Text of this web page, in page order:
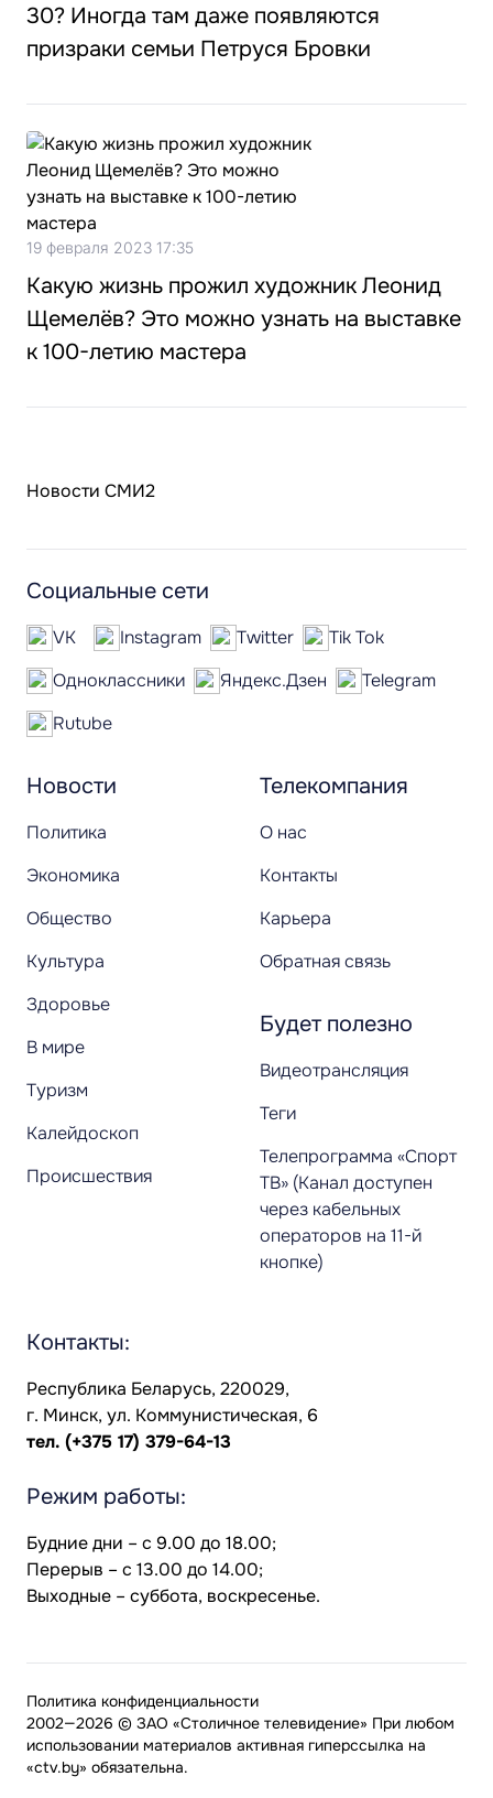
30? Иногда там даже появляются
призраки семьи Петруся Бровки
19 февраля 2023 17:35
Какую жизнь прожил художник Леонид
Щемелёв? Это можно узнать на выставке
к 100-летию мастера
Новости СМИ2
Новости
Политика
Экономика
Общество
Культура
Здоровье
В мире
Туризм
Калейдоскоп
Происшествия
Телекомпания
О нас
Контакты
Карьера
Обратная связь
Будет полезно
Видеотрансляция
Теги
Телепрограмма «Спорт
ТВ» (Канал доступен
через кабельных
операторов на 11-й
кнопке)
Социальные сети
VK Instagram Twitter
Tik Tok
Одноклассники
Яндекс.Дзен
Telegram
Rutube
Контакты:
Республика Беларусь, 220029,
г. Минск, ул. Коммунистическая, 6
тел. (+375 17) 379-64-13
Режим работы:
Будние дни – с 9.00 до 18.00;
Перерыв – с 13.00 до 14.00;
Выходные – суббота, воскресенье.
2002—2026 © ЗАО «Столичное телевидение» При любом
использовании материалов активная гиперссылка на
«ctv.by» обязательна.
Политика конфиденциальности